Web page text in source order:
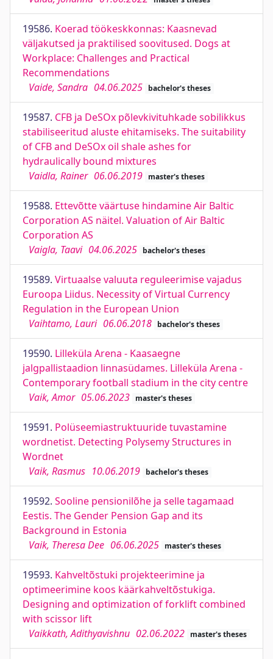
19586. Koerad töökeskkonnas: Kaasnevad
väljakutsed ja praktilised soovitused. Dogs at
Workplace: Challenges and Practical
Recommendations
Vaide, Sandra 04.06.2025 bachelor's theses
19587. CFB ja DeSOx põlevkivituhkade sobilikkus
stabiliseeritud aluste ehitamiseks. The suitability
of CFB and DeSOx oil shale ashes for
hydraulically bound mixtures
Vaidla, Rainer 06.06.2019 master's theses
19588. Ettevõtte väärtuse hindamine Air Baltic
Corporation AS näitel. Valuation of Air Baltic
Corporation AS
Vaigla, Taavi 04.06.2025 bachelor's theses
19589. Virtuaalse valuuta reguleerimise vajadus
Euroopa Liidus. Necessity of Virtual Currency
Regulation in the European Union
Vaihtamo, Lauri 06.06.2018 bachelor's theses
19590. Lilleküla Arena - Kaasaegne
jalgpallistaadion linnasüdames. Lilleküla Arena -
Contemporary football stadium in the city centre
Vaik, Amor 05.06.2023 master's theses
19591. Polüseemiastruktuuride tuvastamine
wordnetist. Detecting Polysemy Structures in
Wordnet
Vaik, Rasmus 10.06.2019 bachelor's theses
19592. Sooline pensionilõhe ja selle tagamaad
Eestis. The Gender Pension Gap and its
Background in Estonia
Vaik, Theresa Dee 06.06.2025 master's theses
19593. Kahveltõstuki projekteerimine ja
optimeerimine koos käärkahveltõstukiga.
Designing and optimization of forklift combined
with scissor lift
Vaikkath, Adithyavishnu 02.06.2022 master's theses